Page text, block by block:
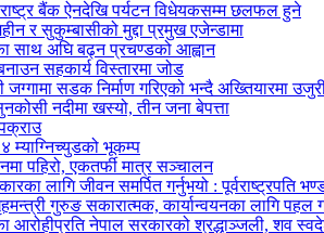
बैंक ऐनदेखि पर्यटन विधेयकसम्म छलफल हुने
र सुकुम्बासीको मुद्दा प्रमुख एजेन्डामा
साथ अघि बढ्न प्रचण्डको आह्वान
सहकार्य विस्तारमा जोड
सडक निर्माण गरिएको भन्दै अख्तियारमा
नदीमा खस्यो, तीन जना बेपत्ता
म्याग्निच्युडको भूकम्प
पहिरो, एकतर्फी मात्र सञ्चालन
लागि जीवन समर्पित गर्नुभयो : पूर्वराष्ट्रपति
गुरुङ सकारात्मक, कार्यान्वयनका लागि पहल
आरोहीप्रति नेपाल सरकारको श्रद्धाञ्जली, शव